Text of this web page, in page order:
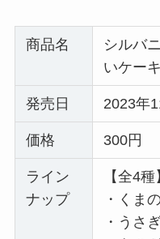
商品名
シルバ
いケー
発売日 2023年
価格 300円
ライン
ナップ
【全4種
・くま
・うさ